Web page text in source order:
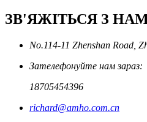
ЗВ'ЯЖІТЬСЯ З
No.114-11 Zhenshan Road,
Зателефонуйте нам зараз:
18705454396
richard@amho.com.cn